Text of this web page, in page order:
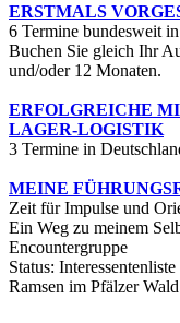
ERSTMALS
6 Termine bundesweit
Buchen Sie gleich Ihr
und/oder 12 Monaten.
ERFOLGREICHE
LAGER-LOGISTIK
3 Termine in
MEINE
Zeit für Impulse und
Ein Weg zu meinem
Encountergruppe
Status:
Ramsen im Pfälzer Wald